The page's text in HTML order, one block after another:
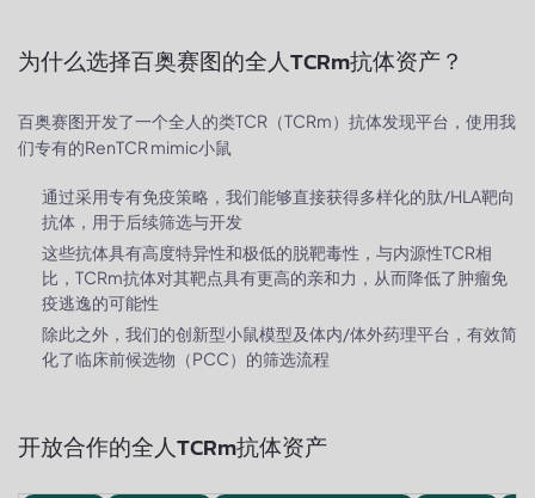
为什么选择百奥赛图的全人TCRm抗体资产？
百奥赛图开发了一个全人的类TCR（TCRm）抗体发现平台，使用我
们专有的RenTCR mimic小鼠
通过采用专有免疫策略，我们能够直接获得多样化的肽/HLA靶向
抗体，用于后续筛选与开发
这些抗体具有高度特异性和极低的脱靶毒性，与内源性TCR相
比，TCRm抗体对其靶点具有更高的亲和力，从而降低了肿瘤免
疫逃逸的可能性
除此之外，我们的创新型小鼠模型及体内/体外药理平台，有效简
化了临床前候选物（PCC）的筛选流程
开放合作的全人TCRm抗体资产